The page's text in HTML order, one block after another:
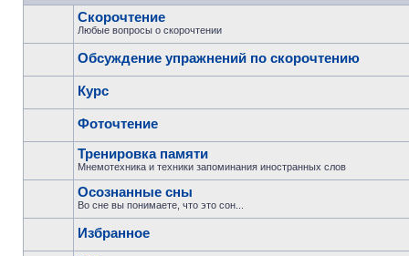
Скорочтение
Любые вопросы о скорочтении
Обсуждение упражнений по скорочтению
Курс
Фоточтение
Тренировка памяти
Мнемотехника и техники запоминания иностранных слов
Осознанные сны
Во сне вы понимаете, что это сон...
Избранное